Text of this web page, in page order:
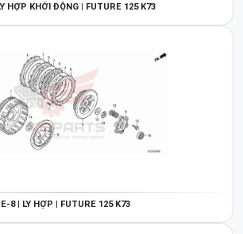
HỢP KHỞI ĐỘNG | FUTURE 125 K73
E-8 | LY HỢP | FUTURE 125 K73